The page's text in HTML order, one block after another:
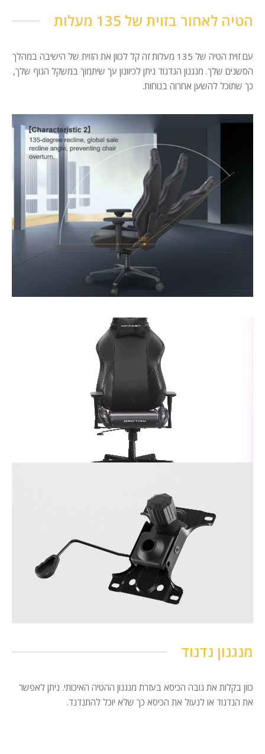
הטיה לאחור בזוית של 135 מעלות
עם זוית הטיה של 135 מעלות זה קל לכוון את הזוית של הישיבה במהלך
הסשנים שלך. מנגנון הנדנוד ניתן לכיוונון עך שיתמוך במשקל הגוף שלך,
כך שתוכל להשען אחרוה בנוחות.
מנגנון נדנוד
כוון בקלות את גובה הכיסא בעזרת מנגנון ההטיה האיכותי. ניתן לאפשר
את הנדנוד או לנעול את הכיסא כך שלא יוכל להתנדנד.